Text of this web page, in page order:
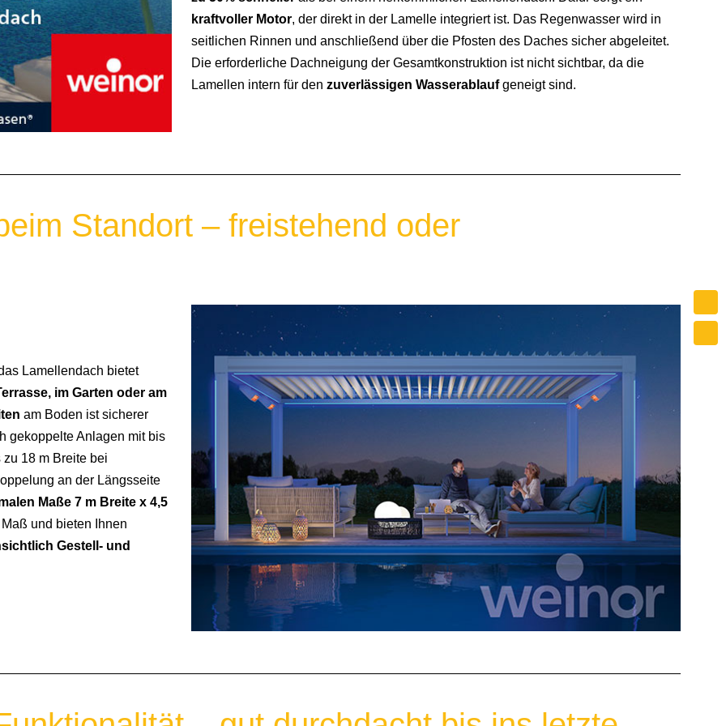
kraftvoller Motor, der direkt in der Lamelle integriert ist. Das Regenwasser wird in
seitlichen Rinnen und anschließend über die Pfosten des Daches sicher abgeleitet.
Die erforderliche Dachneigung der Gesamtkonstruktion ist nicht sichtbar, da die
Lamellen intern für den zuverlässigen Wasserablaufgeneigt sind.
Standort – freistehend oder
Lamellendach bietet
im Garten oder am
am Boden ist sicherer
gekoppelte Anlagen mit bis
18 m Breite bei
an der Längsseite
Maße 7 m Breite x 4,5
und bieten Ihnen
Gestell- und